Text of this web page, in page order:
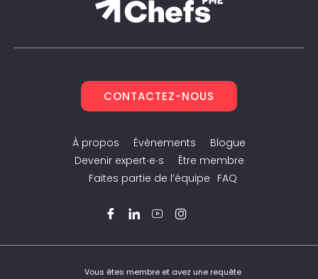
CONTACTEZ-NOUS
À propos Évènements
Blogue
Devenir expert∙e∙s
Être membre
Faites partie de l’équipe FAQ
FacebookLinkedInYouTubeInstagram
Vous êtes membre et avez une requête